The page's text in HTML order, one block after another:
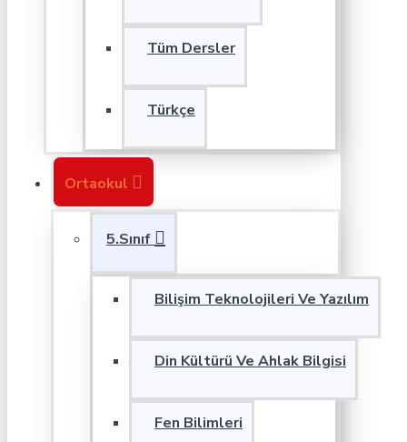
Tüm Dersler
Türkçe
Ortaokul
5.Sınıf
Bilişim Teknolojileri Ve Yazılım
Din Kültürü Ve Ahlak Bilgisi
Fen Bilimleri